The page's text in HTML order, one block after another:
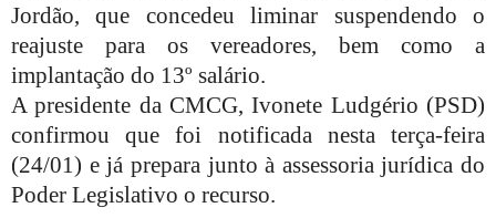
Jordão, que concedeu liminar suspendendo o
reajuste para os vereadores, bem como a
implantação do 13º salário.
A presidente da CMCG, Ivonete Ludgério (PSD)
confirmou que foi notificada nesta terça-feira
(24/01) e já prepara junto à assessoria jurídica do
Poder Legislativo o recurso.